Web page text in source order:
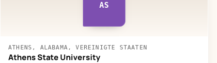
AS
ATHENS, ALABAMA, VEREINIGTE STAATEN
Athens State University